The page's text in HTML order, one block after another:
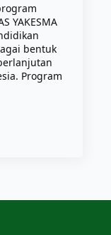
YAKESMA
bentuk
Program